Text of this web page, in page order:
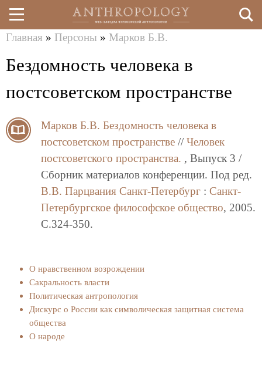
Перейти
к
здесь
Главная » Персоны » Марков Б.В.
Бездомность человека в
постсоветском пространстве
Марков Б.В. Бездомность человека в
постсоветском пространстве // Человек
постсоветского пространства. , Выпуск 3 /
Сборник материалов конференции. Под ред.
В.В. Парцвания Санкт-Петербург : Санкт-
Петербургское философское общество, 2005.
C.324-350.
О нравственном возрождении
Сакральность власти
Политическая антропология
Дискурс о России как символическая защитная система
общества
О народе